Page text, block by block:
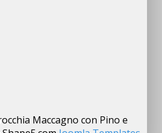
Maccagno con Pino e